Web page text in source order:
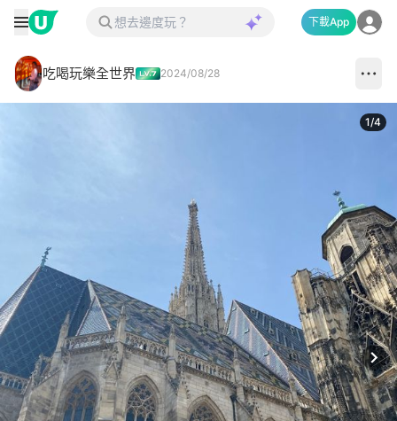
下載App
吃喝玩樂全世界 2024/08/28
1/4